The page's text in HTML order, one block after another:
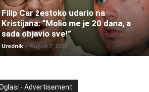
Filip Car žestoko udario na
Kristijana: “Molio me je 20 dana, a
sada objavio sve!”
Urednik - August 7, 2026
- Advertisement